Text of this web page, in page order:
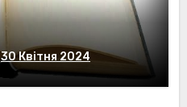
30 Квітня 2024